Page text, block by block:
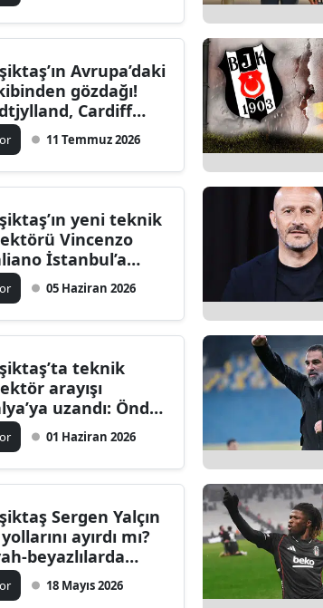
Avrupa’daki
gözdağı!
Cardiff
6-0 yendi
11 Temmuz 2026
yeni teknik
Vincenzo
İstanbul’a
05 Haziran 2026
teknik
arayışı
uzandı: Önder
gündemindeki
belli oldu
01 Haziran 2026
Sergen Yalçın
ayırdı mı?
beyazlılarda
kararı
18 Mayıs 2026